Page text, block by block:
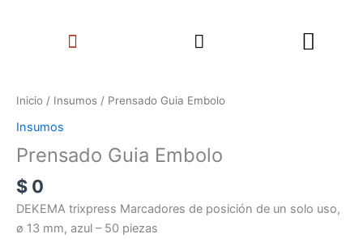
Menu Search
Inicio / Insumos / Prensado Guia Embolo
Insumos
Prensado Guia Embolo
$ 0
DEKEMA trixpress Marcadores de posición de un solo uso,
ø 13 mm, azul – 50 piezas
Guia
cantidad